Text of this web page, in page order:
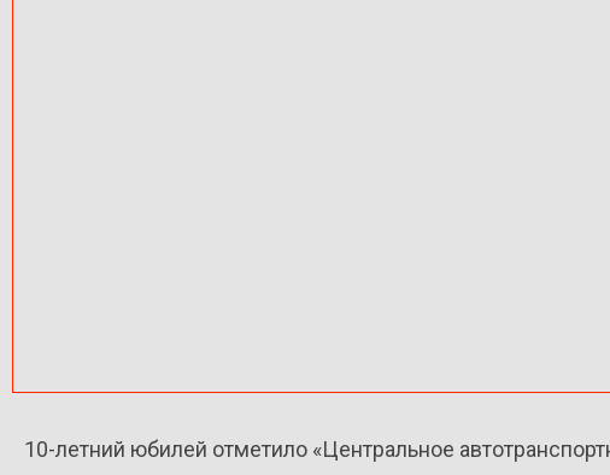
10-летний юбилей отметило «Центральное